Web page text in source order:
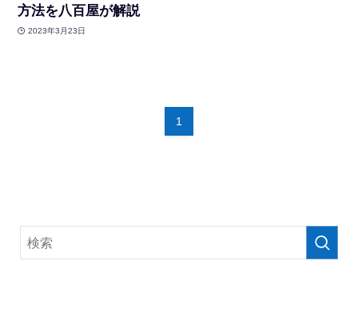
方法を八百屋が解説
2023年3月23日
1